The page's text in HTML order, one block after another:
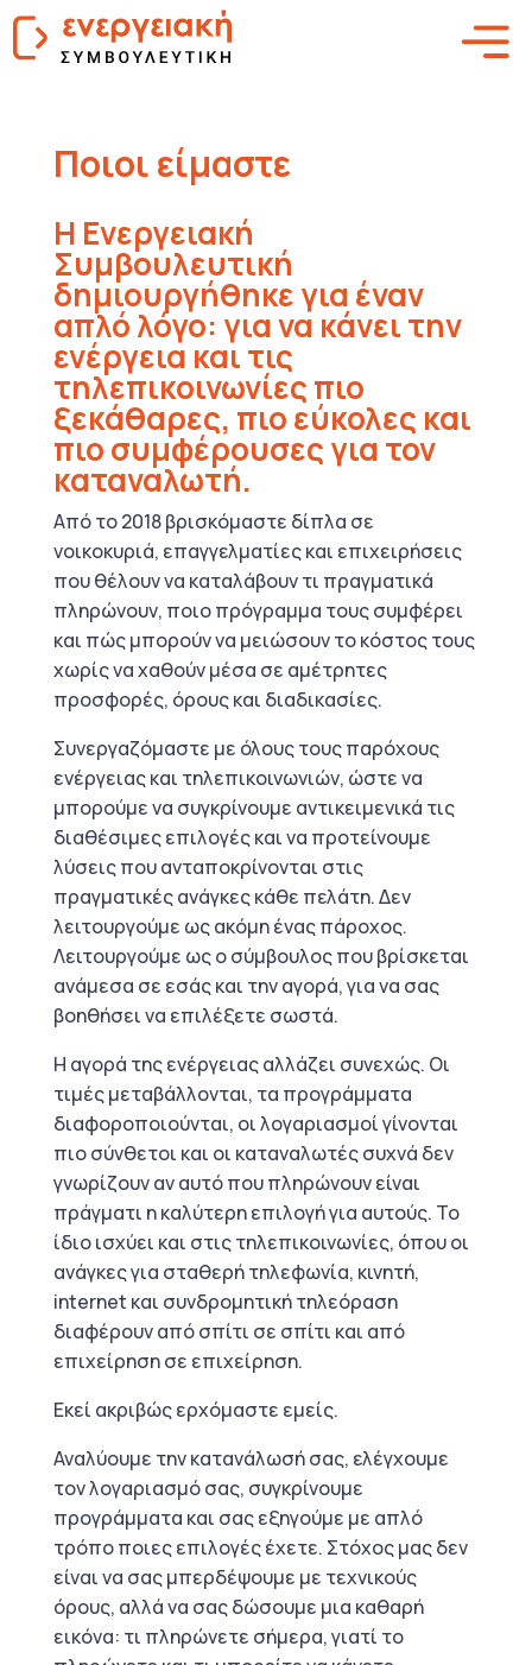
Ποιοι είμαστε
Η Ενεργειακή
Συμβουλευτική
δημιουργήθηκε για έναν
απλό λόγο: για να κάνει την
ενέργεια και τις
τηλεπικοινωνίες πιο
ξεκάθαρες, πιο εύκολες και
πιο συμφέρουσες για τον
καταναλωτή.
Από το 2018 βρισκόμαστε δίπλα σε
νοικοκυριά, επαγγελματίες και επιχειρήσεις
που θέλουν να καταλάβουν τι πραγματικά
πληρώνουν, ποιο πρόγραμμα τους συμφέρει
και πώς μπορούν να μειώσουν το κόστος τους
χωρίς να χαθούν μέσα σε αμέτρητες
προσφορές, όρους και διαδικασίες.
Συνεργαζόμαστε με όλους τους παρόχους
ενέργειας και τηλεπικοινωνιών, ώστε να
μπορούμε να συγκρίνουμε αντικειμενικά τις
διαθέσιμες επιλογές και να προτείνουμε
λύσεις που ανταποκρίνονται στις
πραγματικές ανάγκες κάθε πελάτη. Δεν
λειτουργούμε ως ακόμη ένας πάροχος.
Λειτουργούμε ως ο σύμβουλος που βρίσκεται
ανάμεσα σε εσάς και την αγορά, για να σας
βοηθήσει να επιλέξετε σωστά.
Η αγορά της ενέργειας αλλάζει συνεχώς. Οι
τιμές μεταβάλλονται, τα προγράμματα
διαφοροποιούνται, οι λογαριασμοί γίνονται
πιο σύνθετοι και οι καταναλωτές συχνά δεν
γνωρίζουν αν αυτό που πληρώνουν είναι
πράγματι η καλύτερη επιλογή για αυτούς. Το
ίδιο ισχύει και στις τηλεπικοινωνίες, όπου οι
ανάγκες για σταθερή τηλεφωνία, κινητή,
internet και συνδρομητική τηλεόραση
διαφέρουν από σπίτι σε σπίτι και από
επιχείρηση σε επιχείρηση.
Εκεί ακριβώς ερχόμαστε εμείς.
Αναλύουμε την κατανάλωσή σας, ελέγχουμε
τον λογαριασμό σας, συγκρίνουμε
προγράμματα και σας εξηγούμε με απλό
τρόπο ποιες επιλογές έχετε. Στόχος μας δεν
είναι να σας μπερδέψουμε με τεχνικούς
όρους, αλλά να σας δώσουμε μια καθαρή
εικόνα: τι πληρώνετε σήμερα, γιατί το